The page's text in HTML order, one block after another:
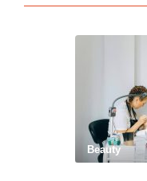
Beauty